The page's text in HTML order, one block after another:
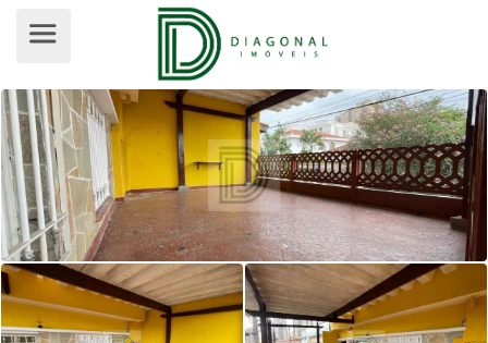
SOBRADO PARA VENDA, JARDIM